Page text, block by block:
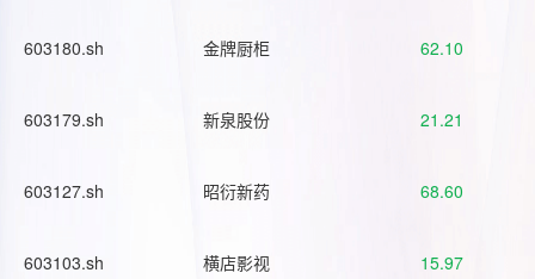
603180.sh 金牌厨柜 62.10
603179.sh 新泉股份 21.21
603127.sh 昭衍新药 68.60
603103.sh 横店影视 15.97